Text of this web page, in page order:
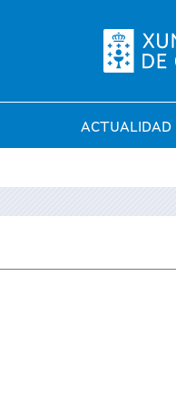
ACTUALIDAD